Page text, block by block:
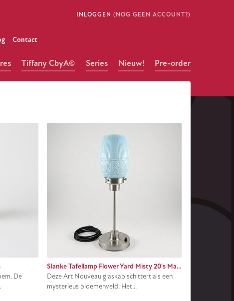
INLOGGEN (NOG GEEN ACCOUNT?)
Contact
Tiffany CbyA© Series Nieuw! Pre-order
De
Slanke Tafellamp Flower Yard Misty 20's Matnikkel
Deze Art Nouveau glaskap schittert als een
mysterieus bloemenveld. Het...